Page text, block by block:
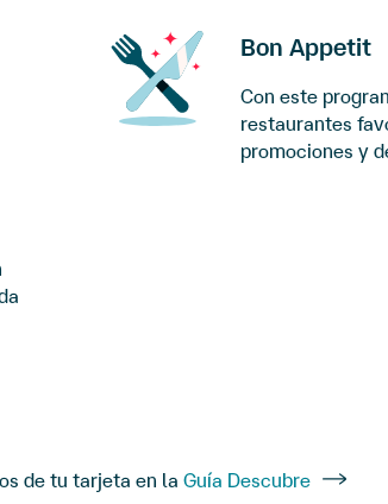
Bon Appetit
Con este
restaurantes
promociones y
de tu tarjeta en la Guía Descubre